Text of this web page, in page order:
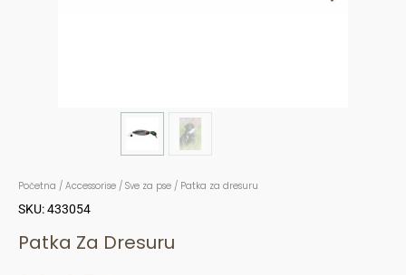
Početna / Accessorise / Sve za pse / Patka za dresuru
SKU: 433054
Patka Za Dresuru